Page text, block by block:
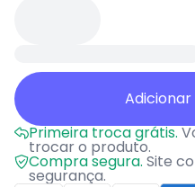
Primeira troca grátis.
trocar o produto.
Compra segura. Site
segurança.